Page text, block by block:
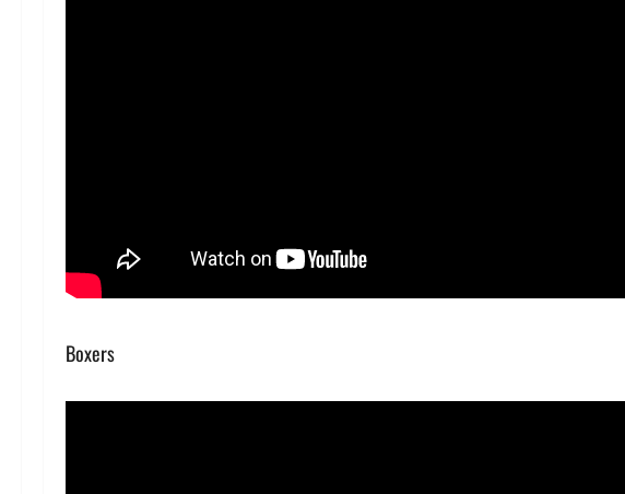
Boxers